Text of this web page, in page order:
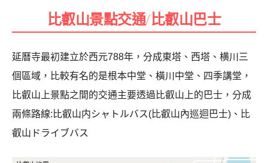
比叡山景點交通/比叡山巴士
延曆寺最初建立於西元788年，分成東塔、西塔、横川三
個區域，比較有名的是根本中堂、橫川中堂、四季講堂，
比叡山上景點之間的交通主要透過比叡山上的巴士，分成
兩條路線:比叡山内シャトルバス(比叡山內巡迴巴士)、比
叡山ドライブバス